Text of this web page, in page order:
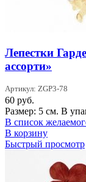
Лепестки
ассорти»
Артикул: ZGP3-78
60 руб.
Размер: 5 см. В
В список
В корзину
Быстрый просмотр